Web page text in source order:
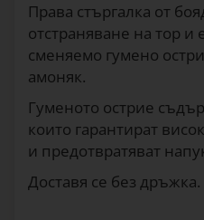
Права стъргалка от
отстраняване на тор
сменяемо гумено
амоняк.
Гуменото острие
които гарантират
и предотвратяват
Доставя се без дръжка.